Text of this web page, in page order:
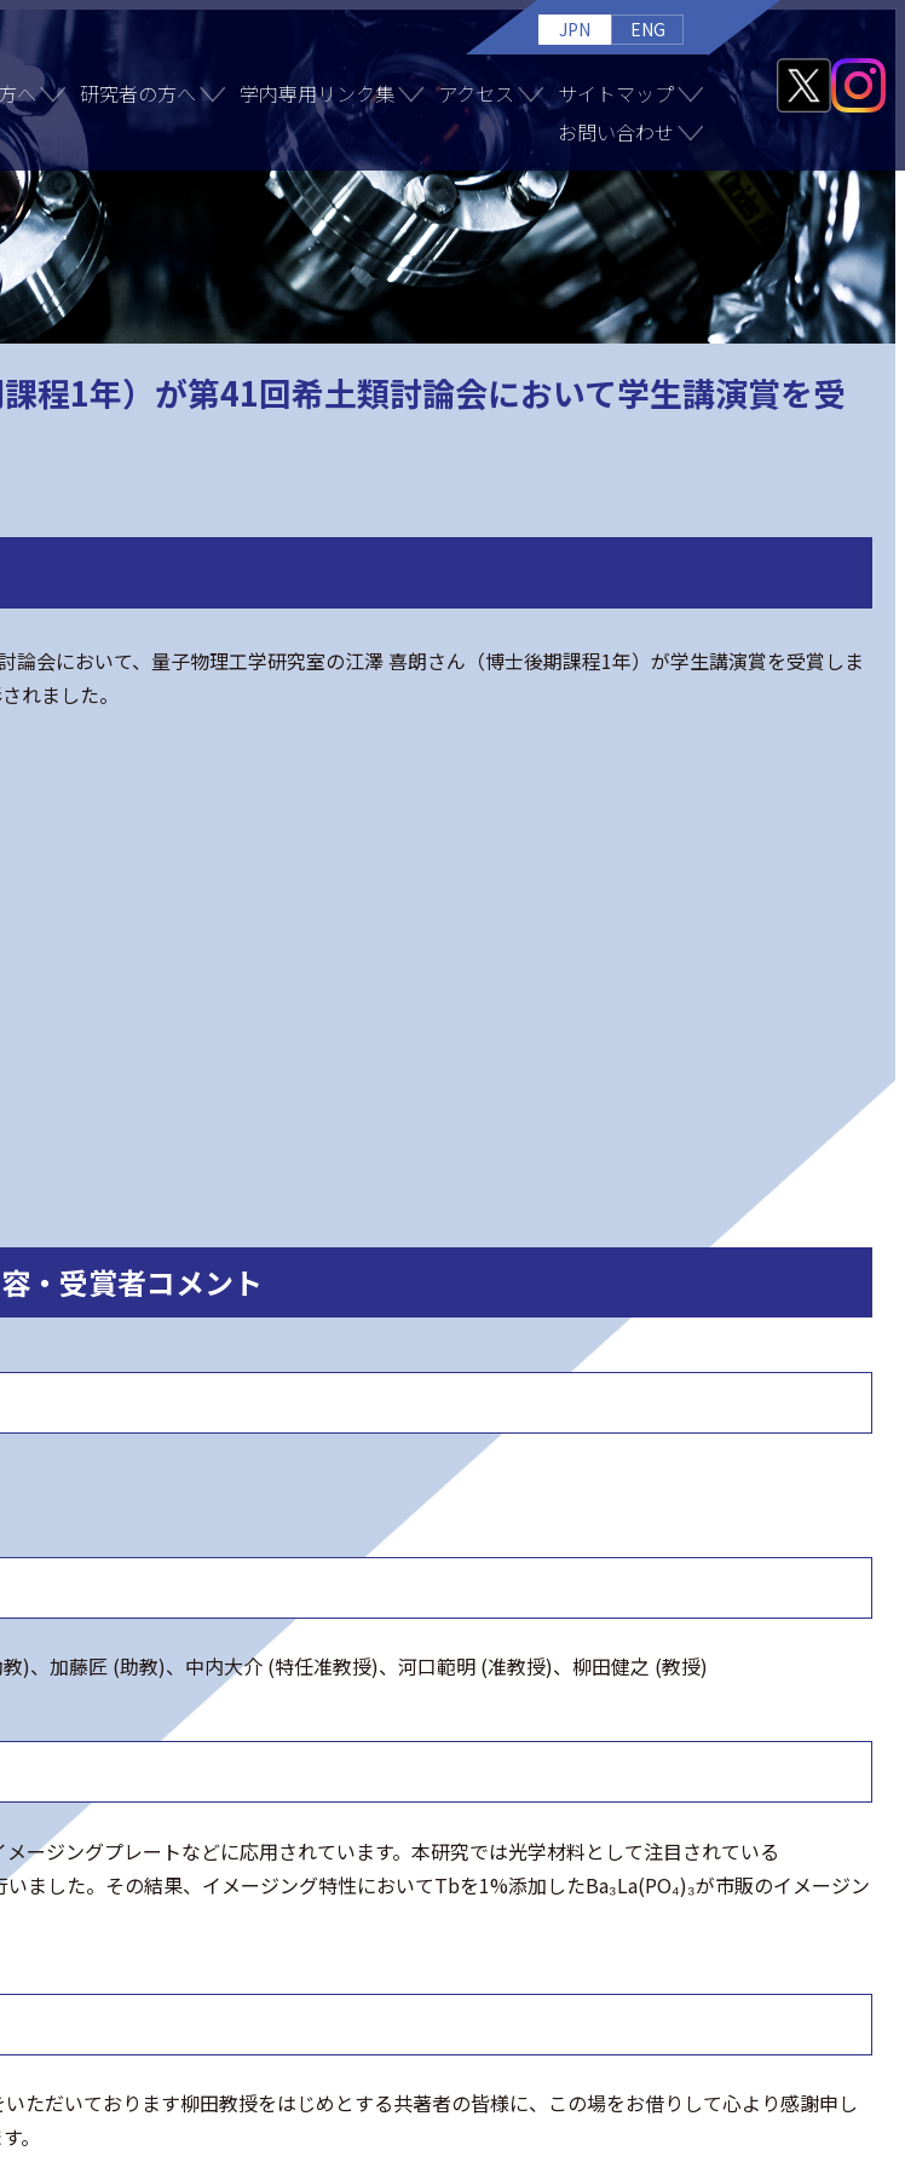
JPN ENG
へ 研究者の方へ 学内専用リンク集 アクセス
サイトマップ
お問い合わせ
程1年）が第41回希土類討論会において学生講演賞を受
会において、量子物理工学研究室の江澤 喜朗さん（博士後期課程1年）が学生講演賞を受賞しま
れました。
・受賞者コメント
)、加藤匠 (助教)、中内大介 (特任准教授)、河口範明 (准教授)、柳田健之 (教授)
ージングプレートなどに応用されています。本研究では光学材料として注目されている
ました。その結果、イメージング特性においてTbを1%添加したBa₃La(PO₄)₃が市販のイメージン
ただいております柳田教授をはじめとする共著者の皆様に、この場をお借りして心より感謝申し
。